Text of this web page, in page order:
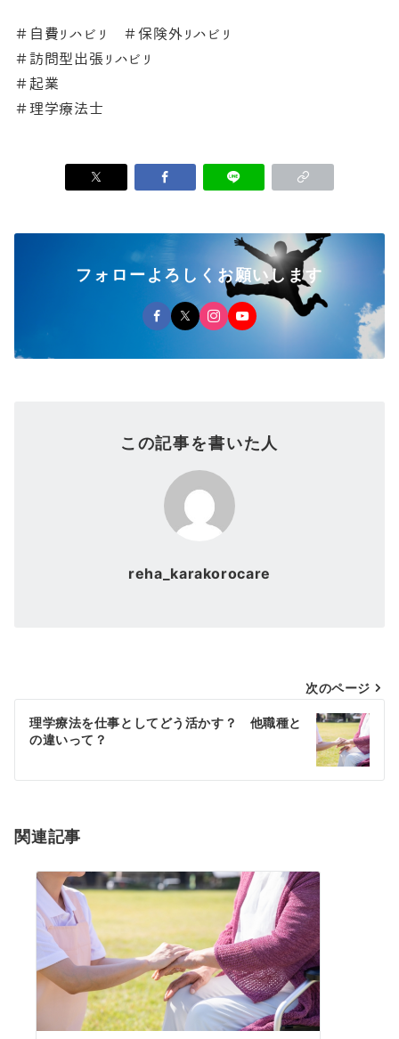
＃自費リハビリ ＃保険外リハビリ
＃訪問型出張リハビリ
＃起業
＃理学療法士
フォローよろしくお願いします
この記事を書いた人
reha_karakorocare
稿
ナ
ビ
ー
次のページ
理学療法を仕事としてどう活かす？ 他職種と
の違いって？
関連記事